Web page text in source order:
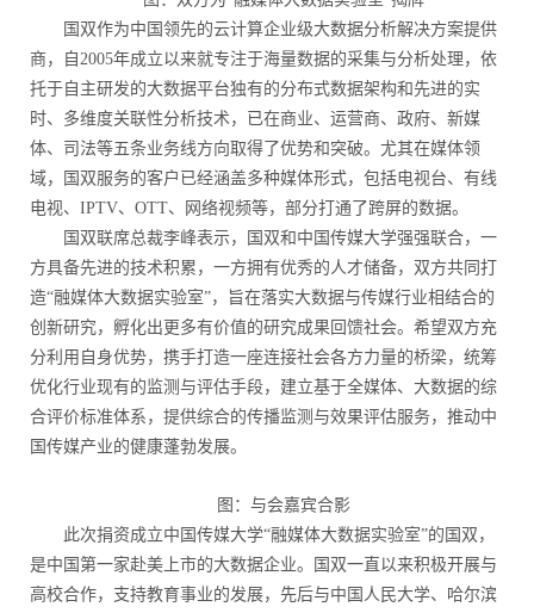
国双作为中国领先的云计算企业级大数据分析解决方案提供
商，自2005年成立以来就专注于海量数据的采集与分析处理，依
托于自主研发的大数据平台独有的分布式数据架构和先进的实
时、多维度关联性分析技术，已在商业、运营商、政府、新媒
体、司法等五条业务线方向取得了优势和突破。尤其在媒体领
域，国双服务的客户已经涵盖多种媒体形式，包括电视台、有线
电视、IPTV、OTT、网络视频等，部分打通了跨屏的数据。
国双联席总裁李峰表示，国双和中国传媒大学强强联合，一
方具备先进的技术积累，一方拥有优秀的人才储备，双方共同打
造“融媒体大数据实验室”，旨在落实大数据与传媒行业相结合的
创新研究，孵化出更多有价值的研究成果回馈社会。希望双方充
分利用自身优势，携手打造一座连接社会各方力量的桥梁，统筹
优化行业现有的监测与评估手段，建立基于全媒体、大数据的综
合评价标准体系，提供综合的传播监测与效果评估服务，推动中
国传媒产业的健康蓬勃发展。
图：与会嘉宾合影
此次捐资成立中国传媒大学“融媒体大数据实验室”的国双，
是中国第一家赴美上市的大数据企业。国双一直以来积极开展与
高校合作，支持教育事业的发展，先后与中国人民大学、哈尔滨